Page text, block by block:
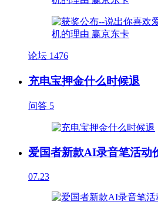
论坛 1476
充电宝押金什么时候退
问答 5
爱国者新款AI录音笔活动
07.23